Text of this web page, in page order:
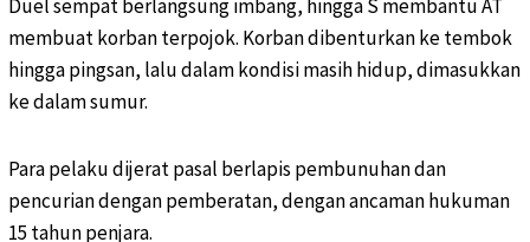
Duel sempat berlangsung imbang, hingga S membantu AT
membuat korban terpojok. Korban dibenturkan ke tembok
hingga pingsan, lalu dalam kondisi masih hidup, dimasukkan
ke dalam sumur.
Para pelaku dijerat pasal berlapis pembunuhan dan
pencurian dengan pemberatan, dengan ancaman hukuman
15 tahun penjara.